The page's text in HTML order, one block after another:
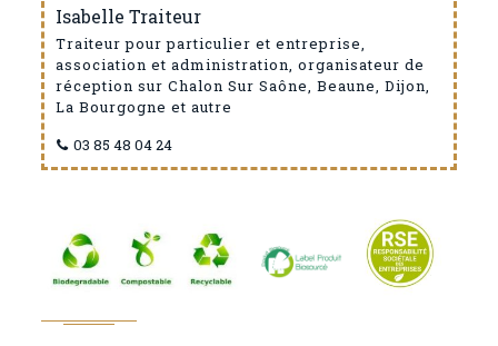
Isabelle Traiteur
Traiteur pour particulier et entreprise,
association et administration, organisateur de
réception sur Chalon Sur Saône, Beaune, Dijon,
La Bourgogne et autre
03 85 48 04 24